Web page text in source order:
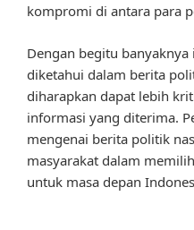
kompromi di antara para
Dengan begitu
diketahui dalam berita
diharapkan dapat lebih
informasi yang diterima.
mengenai berita politik
masyarakat dalam
untuk masa depan